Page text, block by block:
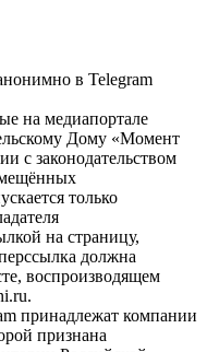
в Telegram
на медиапортале
Дому «Момент
с законодательством
только
на страницу,
должна
воспроизводящем
принадлежат компании
признана